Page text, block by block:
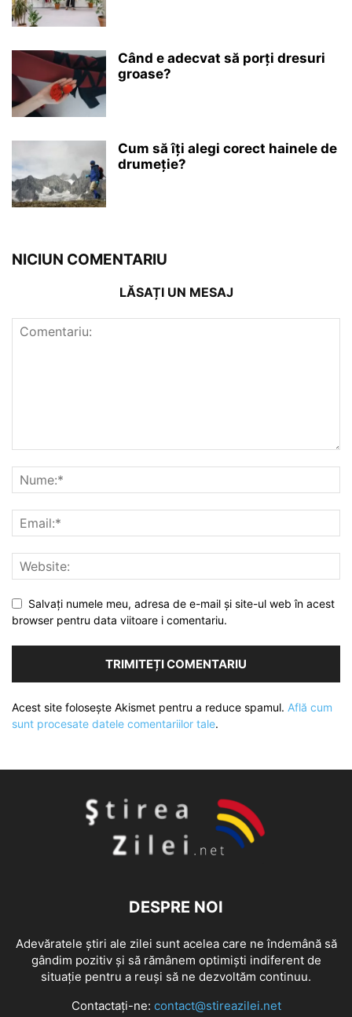
Când e adecvat să porți dresuri
groase?
Cum să îți alegi corect hainele de
drumeție?
NICIUN COMENTARIU
LĂSAȚI UN MESAJ
Salvați numele meu, adresa de e-mail și site-ul web în acest
browser pentru data viitoare i comentariu.
Acest site folosește Akismet pentru a reduce spamul. Află cum
sunt procesate datele comentariilor tale.
DESPRE NOI
Adevăratele știri ale zilei sunt acelea care ne îndemână să
gândim pozitiv și să rămânem optimiști indiferent de
situație pentru a reuși să ne dezvoltăm continuu.
Contactați-ne: contact@stireazilei.net